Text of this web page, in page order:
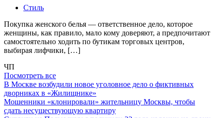
Стиль
Покупка женского белья — ответственное дело, которое
женщины, как правило, мало кому доверяют, а предпочитают
самостоятельно ходить по бутикам торговых центров,
выбирая лифчики, […]
ЧП
Посмотреть все
В Москве возбудили новое уголовное дело о фиктивных
дворниках в «Жилищнике»
Мошенники «клонировали» жительницу Москвы, чтобы
сдать несуществующую квартиру